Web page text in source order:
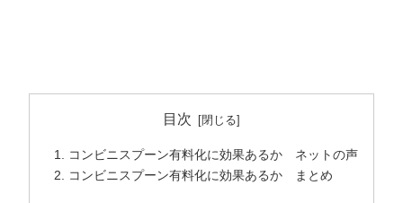
目次
コンビニスプーン有料化に効果あるか ネットの声
コンビニスプーン有料化に効果あるか まとめ